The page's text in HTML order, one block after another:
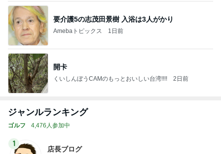
要介護5の志茂田景樹 入浴は3人がかり
Amebaトピックス 1日前
開卡
くいしんぼうCAMのもっとおいしい台湾!!!! 2日前
ジャンルランキング
ゴルフ 4,476人参加中
1
店長ブログ